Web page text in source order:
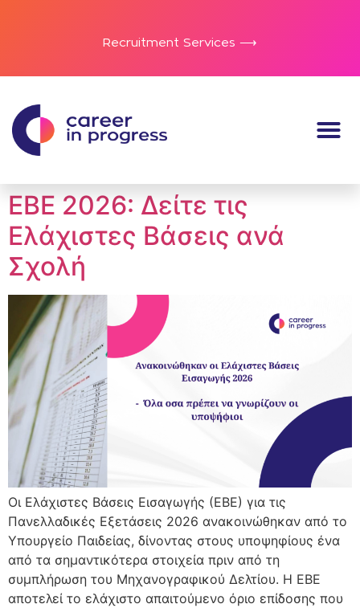
Recruitment Services ⟶
ΕΒΕ 2026: Δείτε τις
Ελάχιστες Βάσεις ανά
Σχολή
Οι Ελάχιστες Βάσεις Εισαγωγής (ΕΒΕ) για τις
Πανελλαδικές Εξετάσεις 2026 ανακοινώθηκαν από το
Υπουργείο Παιδείας, δίνοντας στους υποψηφίους ένα
από τα σημαντικότερα στοιχεία πριν από τη
συμπλήρωση του Μηχανογραφικού Δελτίου. Η ΕΒΕ
αποτελεί το ελάχιστο απαιτούμενο όριο επίδοσης που